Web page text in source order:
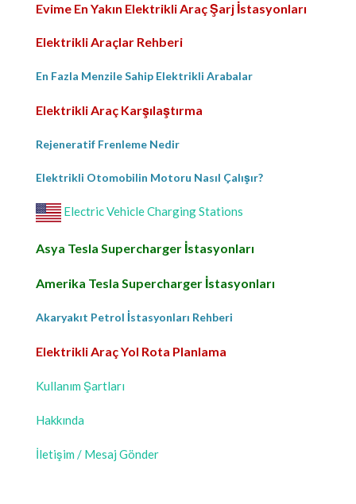
Evime En Yakın Elektrikli Araç Şarj İstasyonları
Elektrikli Araçlar Rehberi
En Fazla Menzile Sahip Elektrikli Arabalar
Elektrikli Araç Karşılaştırma
Rejeneratif Frenleme Nedir
Elektrikli Otomobilin Motoru Nasıl Çalışır?
Electric Vehicle Charging Stations
Asya Tesla Supercharger İstasyonları
Amerika Tesla Supercharger İstasyonları
Akaryakıt Petrol İstasyonları Rehberi
Elektrikli Araç Yol Rota Planlama
Kullanım Şartları
Hakkında
İletişim / Mesaj Gönder